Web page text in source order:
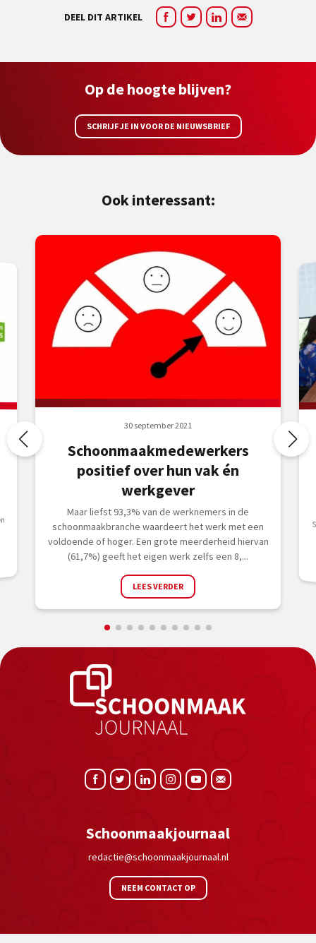
DEEL DIT ARTIKEL
Op de hoogte blijven?
SCHRIJF JE IN VOOR DE NIEUWSBRIEF
Ook interessant:
30 september 2021
Schoonmaakmedewerkers
positief over hun vak én
werkgever
Maar liefst 93,3% van de werknemers in de
schoonmaakbranche waardeert het werk met een
voldoende of hoger. Een grote meerderheid hiervan
(61,7%) geeft het eigen werk zelfs een 8,...
LEES VERDER
Schoonmaakjournaal
redactie@schoonmaakjournaal.nl
NEEM CONTACT OP